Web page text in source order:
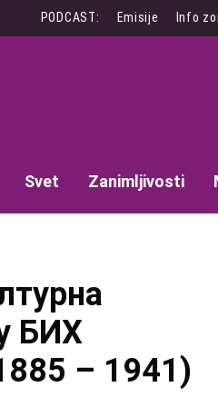
PODCAST: Emisije Info
Svet Zanimljivosti
БИХ
– 1941)